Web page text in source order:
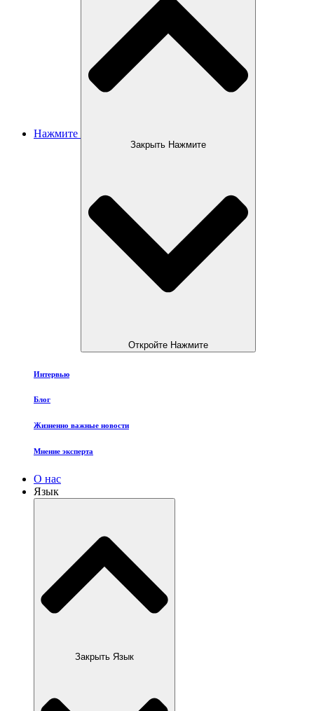
Нажмите
Закрыть Нажмите
Откройте Нажмите
Интервью
Блог
Жизненно важные новости
Мнение эксперта
О нас
Язык
Закрыть Язык